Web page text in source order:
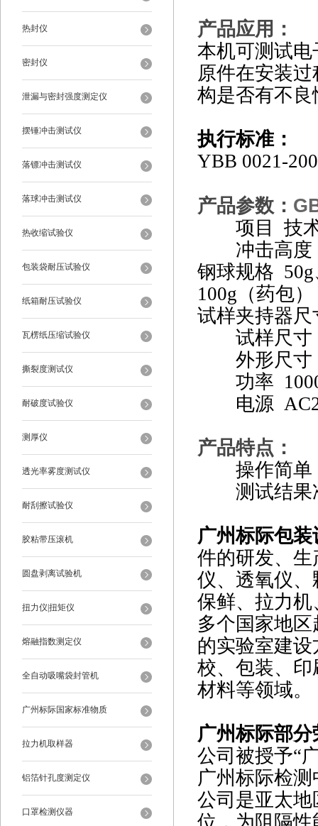
热封仪
密封仪
泄漏与密封强度测定仪
摆锤冲击测试仪
落镖冲击测试仪
落球冲击测试仪
热收缩试验仪
包装袋耐压试验仪
纸箱耐压试验仪
瓦楞纸压缩试验仪
撕裂度测试仪
耐破度试验仪
测厚仪
透光率雾度测试仪
耐刮擦试验仪
胶粘带压滚机
圆盘剥离试验机
扭力仪|扭矩仪
熔融指数测定仪
全自动吸嘴袋封管机
广州标际国家标准物质
拉力机取样器
铝箔针孔度测定仪
口罩检测仪器
产品应用：
本机可测试
原件在安装
构是否有不良
执行标准：
YBB 0021-
产品参数：
项目 技术
冲击高度
钢球规格 50g
100g（药包）
试样夹持器尺
试样尺寸
外形尺寸
功率
电源
产品特点：
操作简单
测试结果
广州标际包
件的研发、
仪、透氧仪
保鲜、拉力
多个国家地
的实验室建
校、包装、
材料等领域。
广州标际部
公司被授予“
广州标际检
公司是亚太
位，为阻隔